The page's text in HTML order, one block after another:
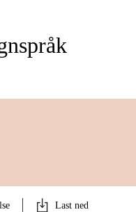
Last ned